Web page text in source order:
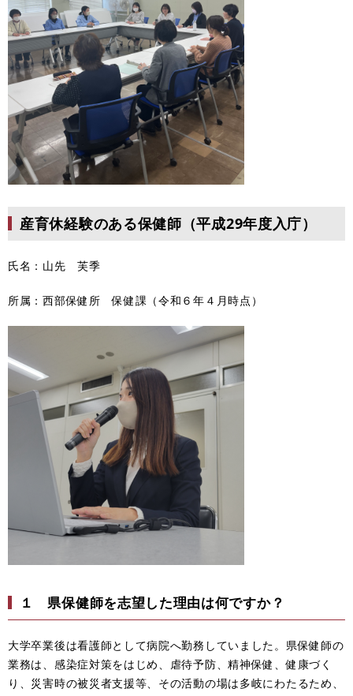
産育休経験のある保健師（平成29年度入庁）
氏名：山先 芙季
所属：西部保健所 保健課（令和６年４月時点）
１ 県保健師を志望した理由は何ですか？
大学卒業後は看護師として病院へ勤務していました。県保健師の
業務は、感染症対策をはじめ、虐待予防、精神保健、健康づく
り、災害時の被災者支援等、その活動の場は多岐にわたるため、